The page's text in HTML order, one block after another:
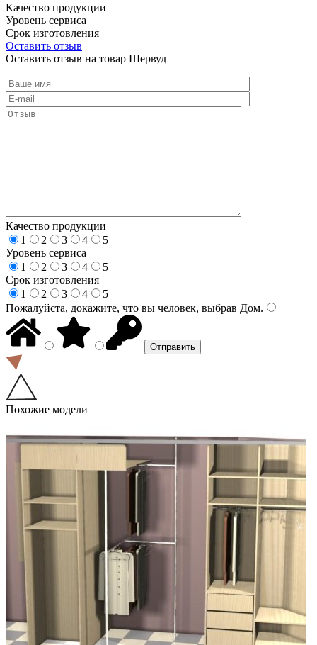
Качество продукции
Уровень сервиса
Срок изготовления
Оставить отзыв
Оставить отзыв на товар Шервуд
Качество продукции
1
2 3 4
5
Уровень сервиса
1
2 3 4
5
Срок изготовления
1
2 3 4
5
Пожалуйста, докажите, что вы человек, выбрав Дом.
Похожие модели